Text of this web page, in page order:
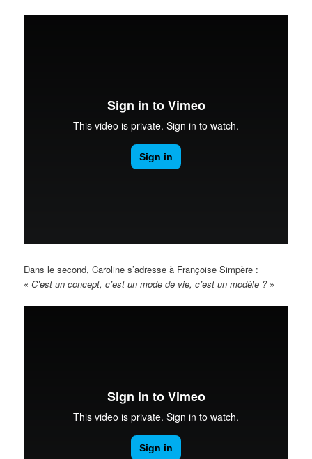
Dans le second, Caroline s’adresse à Françoise Simpère :
«C’est un concept, c’est un mode de vie, c’est un modèle ?»